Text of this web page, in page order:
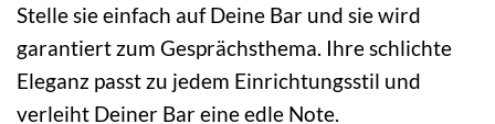
Stelle sie einfach auf Deine Bar und sie wird
garantiert zum Gesprächsthema. Ihre schlichte
Eleganz passt zu jedem Einrichtungsstil und
verleiht Deiner Bar eine edle Note.